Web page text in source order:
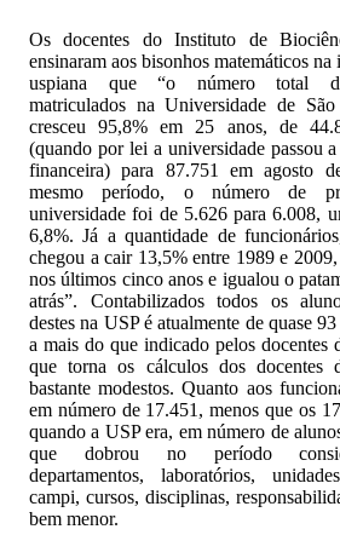
Os docentes do Instituto de
ensinaram aos bisonhos matemáticos na
uspiana que “o número total
matriculados na Universidade de
cresceu 95,8% em 25 anos, de
(quando por lei a universidade passou
financeira) para 87.751 em agosto
mesmo período, o número de
universidade foi de 5.626 para 6.008,
6,8%. Já a quantidade de
chegou a cair 13,5% entre 1989 e
nos últimos cinco anos e igualou o
atrás”. Contabilizados todos os
destes na USP é atualmente de quase
a mais do que indicado pelos docentes
que torna os cálculos dos docentes
bastante modestos. Quanto aos
em número de 17.451, menos que os
quando a USP era, em número de
que dobrou no período
departamentos, laboratórios,
campi, cursos, disciplinas,
bem menor.